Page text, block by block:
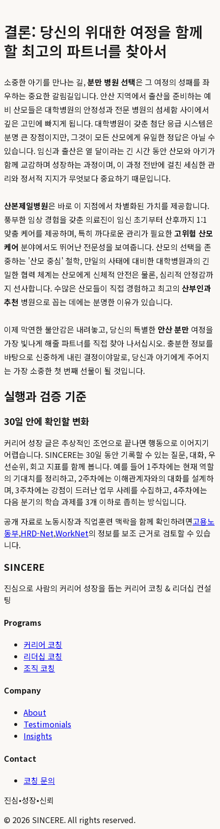
결론: 당신의 위대한 여정을 함께
할 최고의 파트너를 찾아서
소중한 아기를 만나는 길,분만 병원 선택은 그 여정의 성패를 좌
우하는 중요한 갈림길입니다. 안산 지역에서 출산을 준비하는 예
비 산모들은 대학병원의 안정성과 전문 병원의 섬세함 사이에서
깊은 고민에 빠지게 됩니다. 대학병원이 갖춘 첨단 응급 시스템은
분명 큰 장점이지만, 그것이 모든 산모에게 유일한 정답은 아닐 수
있습니다. 임신과 출산은 열 달이라는 긴 시간 동안 산모와 아기가
함께 교감하며 성장하는 과정이며, 이 과정 전반에 걸친 세심한 관
리와 정서적 지지가 무엇보다 중요하기 때문입니다.
산본제일병원은 바로 이 지점에서 차별화된 가치를 제공합니다.
풍부한 임상 경험을 갖춘 의료진이 임신 초기부터 산후까지 1:1
맞춤 케어를 제공하며, 특히 까다로운 관리가 필요한고위험 산모
케어 분야에서도 뛰어난 전문성을 보여줍니다. 산모의 선택을 존
중하는 '산모 중심' 철학, 만일의 사태에 대비한 대학병원과의 긴
밀한 협력 체계는 산모에게 신체적 안전은 물론, 심리적 안정감까
지 선사합니다. 수많은 산모들이 직접 경험하고 최고의 산부인과
추천 병원으로 꼽는 데에는 분명한 이유가 있습니다.
이제 막연한 불안감은 내려놓고, 당신의 특별한 안산 분만 여정을
가장 빛나게 해줄 파트너를 직접 찾아 나서십시오. 충분한 정보를
바탕으로 신중하게 내린 결정이야말로, 당신과 아기에게 주어지
는 가장 소중한 첫 번째 선물이 될 것입니다.
실행과 검증 기준
30일 안에 확인할 변화
커리어 성장 글은 추상적인 조언으로 끝나면 행동으로 이어지기
어렵습니다. SINCERE는 30일 동안 기록할 수 있는 질문, 대화, 우
선순위, 회고 지표를 함께 봅니다. 예를 들어 1주차에는 현재 역할
의 기대치를 정리하고, 2주차에는 이해관계자와의 대화를 설계하
며, 3주차에는 강점이 드러난 업무 사례를 수집하고, 4주차에는
다음 분기의 학습 과제를 3개 이하로 좁히는 방식입니다.
공개 자료로 노동시장과 직업훈련 맥락을 함께 확인하려면고용노
동부,HRD-Net,WorkNet의 정보를 보조 근거로 검토할 수 있습
니다.
SINCERE
진심으로 사람의 커리어 성장을 돕는 커리어 코칭 & 리더십 컨설
팅
Programs
커리어 코칭
리더십 코칭
조직 코칭
Company
About
Testimonials
Insights
Contact
코칭 문의
진심•성장•신뢰
© 2026 SINCERE. All rights reserved.